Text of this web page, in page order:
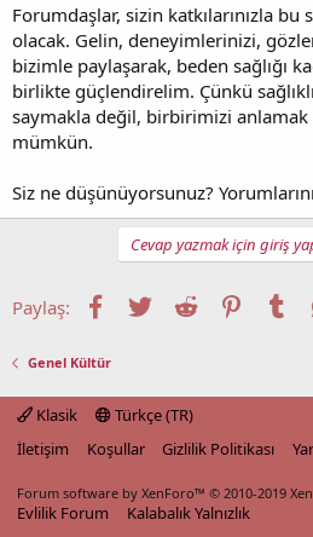
Forumdaşlar, sizin katkılarınızla bu
olacak. Gelin, deneyimlerinizi,
bizimle paylaşarak, beden sağlığı
birlikte güçlendirelim. Çünkü
saymakla değil, birbirimizi anlamak
mümkün.
Siz ne düşünüyorsunuz?
Cevap yazmak için giriş
Paylaş: Facebook
TwitterReddit
Genel Kültür
Klasik
Türkçe (TR)
İletişim
Koşullar Gizlilik Politikası
Forum software by XenForo™ © 2010-2019
Evlilik Forum Kalabalık Yalnızlık